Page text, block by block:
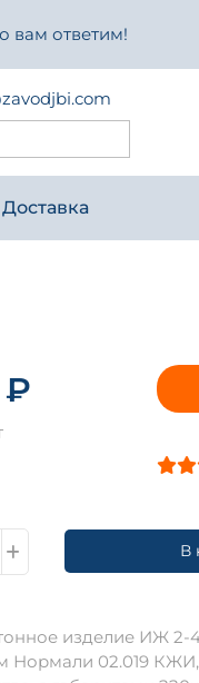
вам ответим!
Доставка
₽
В
изделие ИЖ 2-
Нормали 02.019